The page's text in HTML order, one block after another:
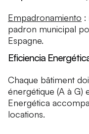
Empadronamiento :
padron municipal
Espagne.
Eficiencia
Chaque bâtiment
énergétique (A à G)
Energética
locations.